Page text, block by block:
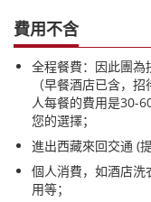
費用不含
全程餐費：因此團為
（早餐酒店已含，
人每餐的費用是30-
您的選擇；
進出西藏來回交通 (
個人消費，如酒店洗
用等；